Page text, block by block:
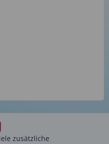
zusätzliche